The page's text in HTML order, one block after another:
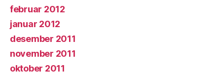
februar 2012
januar 2012
desember 2011
november 2011
oktober 2011